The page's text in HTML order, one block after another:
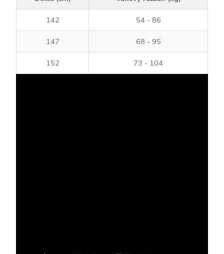
142 54 - 86
147 68 - 95
152 73 - 104